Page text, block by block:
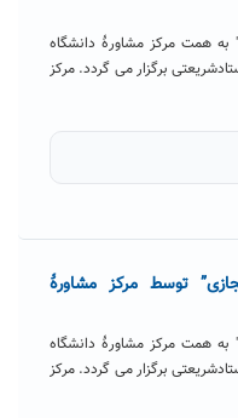
به همت مرکز مشاورۀ دانشگاه
استادشریعتی برگزار می گردد. مرکز
توسط مرکز مشاورۀ
به همت مرکز مشاورۀ دانشگاه
استادشریعتی برگزار می گردد. مرکز